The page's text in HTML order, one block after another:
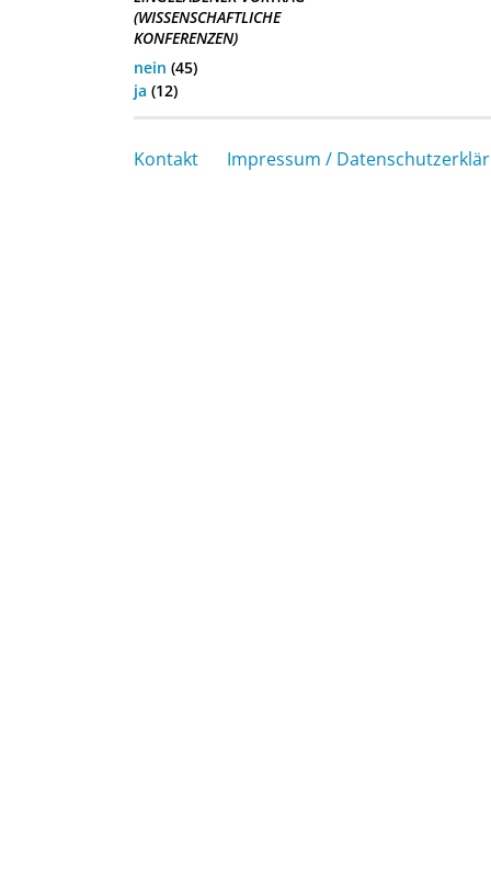
(WISSENSCHAFTLICHE
KONFERENZEN)
nein (45)
ja (12)
Kontakt Impressum /